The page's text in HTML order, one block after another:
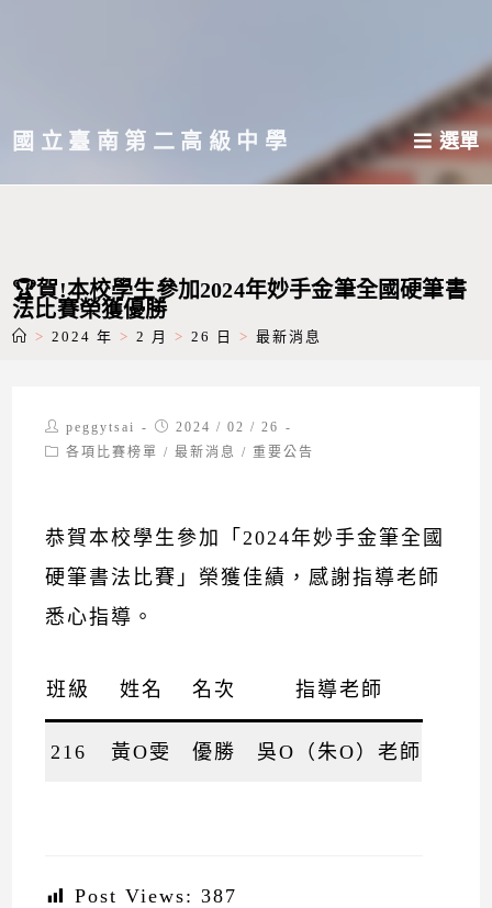
主國立臺南第二高級中學 選單
🏆賀!本校學生參加2024年妙手金筆全國硬筆書
法比賽榮獲優勝
> 2024 年 > 2 月 > 26 日 > 最新消息
Post
author:
peggytsai
Post
published:
2024 / 02 / 26
Post各項比賽榜單 / 最新消息 / 重要公告
恭賀本校學生參加「2024年妙手金筆全國
硬筆書法比賽」榮獲佳績，感謝指導老師
悉心指導。
班級 姓名 名次 指導老師
216 黃O雯 優勝 吳O（朱O）老師
Post Views: 387